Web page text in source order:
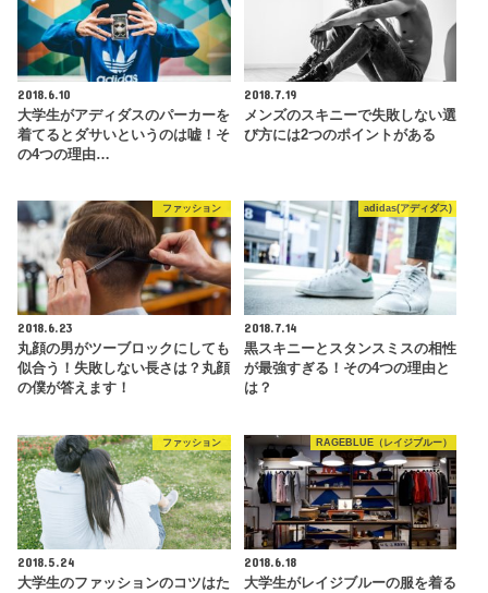
2018.6.10
大学生がアディダスのパーカーを
着てるとダサいというのは嘘！そ
の4つの理由…
2018.7.19
メンズのスキニーで失敗しない選
び方には2つのポイントがある
ファッション
2018.6.23
丸顔の男がツーブロックにしても
似合う！失敗しない長さは？丸顔
の僕が答えます！
adidas(アディダス)
2018.7.14
黒スキニーとスタンスミスの相性
が最強すぎる！その4つの理由と
は？
ファッション
2018.5.24
大学生のファッションのコツはた
RAGEBLUE（レイジブルー）
2018.6.18
大学生がレイジブルーの服を着る